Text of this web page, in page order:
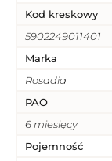
Kod kreskowy
5902249011401
Marka
Rosadia
PAO
6 miesięcy
Pojemność